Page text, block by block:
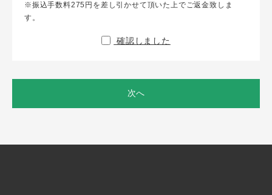
※振込手数料275円を差し引かせて頂いた上でご返金致しま
す。
確認しました
次へ